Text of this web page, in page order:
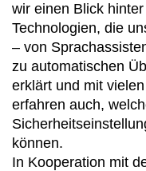
wir einen Blick
Technologien, die
– von
zu automatischen
erklärt und mit
erfahren auch,
können.
In Kooperation mit